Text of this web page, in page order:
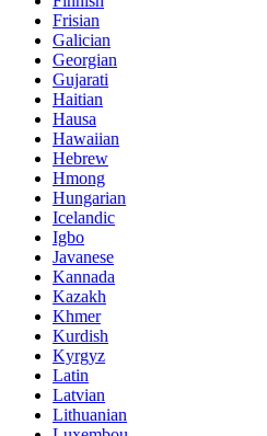
Frisian
Galician
Georgian
Gujarati
Haitian
Hausa
Hawaiian
Hebrew
Hmong
Hungarian
Icelandic
Igbo
Javanese
Kannada
Kazakh
Khmer
Kurdish
Kyrgyz
Latin
Latvian
Lithuanian